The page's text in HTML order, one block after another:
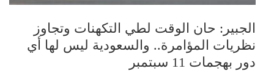
الجبير: حان الوقت لطي التكهنات وتجاوز
نظريات المؤامرة.. والسعودية ليس لها أي
دور بهجمات 11 سبتمبر